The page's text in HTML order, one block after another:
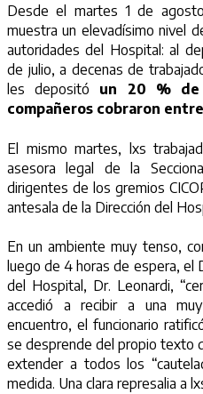
Desde el martes 1 de
muestra un elevadísimo nivel
autoridades del Hospital: al
de julio, a decenas de
les depositó un 20 % de
compañeros cobraron
El mismo martes, lxs
asesora legal de la
dirigentes de los gremios
antesala de la Dirección del
En un ambiente muy tenso,
luego de 4 horas de espera, el
del Hospital, Dr. Leonardi,
accedió a recibir a una
encuentro, el funcionario
se desprende del propio texto
extender a todos los
medida. Una clara represalia a